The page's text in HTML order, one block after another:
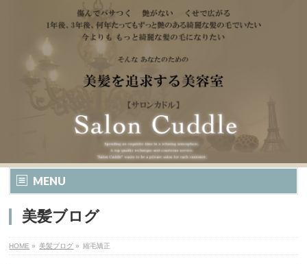
MENU
美髪ブログ
HOME » 美髪ブログ » 縮毛矯正